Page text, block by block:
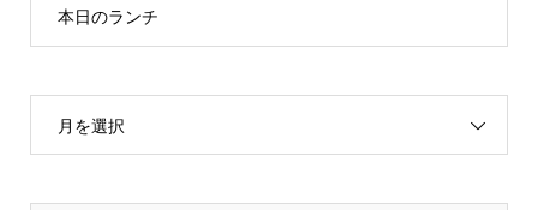
本日のランチ
月を選択